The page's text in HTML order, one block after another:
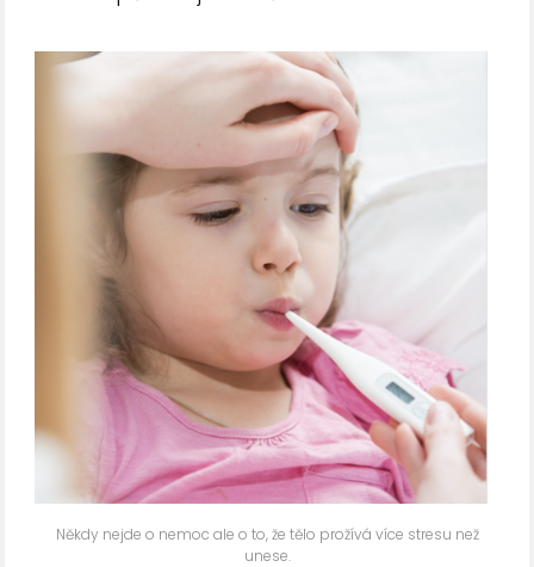
Někdy nejde o nemoc ale o to, že tělo prožívá více stresu než
unese.